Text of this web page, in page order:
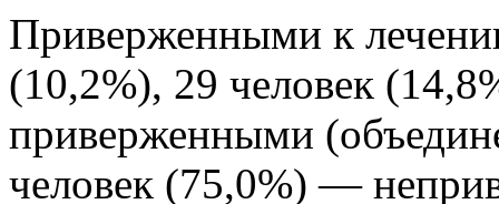
Приверженными к
(10,2%), 29 человек
приверженными
человек (75,0%) —